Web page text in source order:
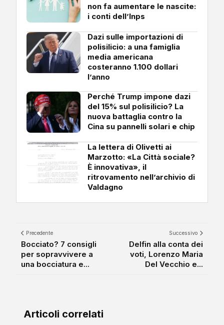
non fa aumentare le nascite:
i conti dell’Inps
Dazi sulle importazioni di
polisilicio: a una famiglia
media americana
costeranno 1.100 dollari
l’anno
Perché Trump impone dazi
del 15% sul polisilicio? La
nuova battaglia contro la
Cina su pannelli solari e chip
La lettera di Olivetti ai
Marzotto: «La Città sociale?
È innovativa», il
ritrovamento nell’archivio di
Valdagno
Precedente
Bocciato? 7 consigli
per sopravvivere a
una bocciatura e...
Successivo
Delfin alla conta dei
voti, Lorenzo Maria
Del Vecchio e...
Articoli correlati